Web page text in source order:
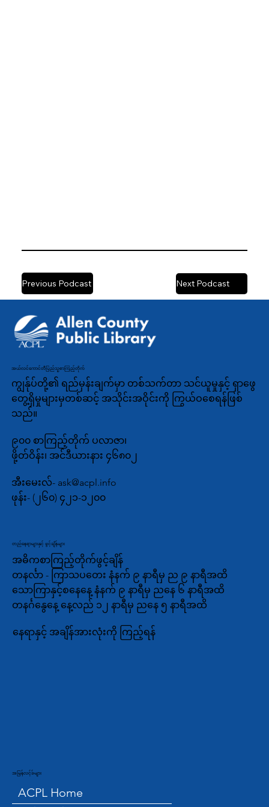
Previous Podcast Next Podcast
အယ်လင်ကောင်တီပြည်သူ့စာကြည့်တိုက်
ကျွန်ုပ်တို့၏ ရည်မှန်းချက်မှာ တစ်သက်တာ သင်ယူမှုနှင့် ရှာဖွေ
တွေ့ရှိမှုများမှတစ်ဆင့် အသိုင်းအဝိုင်းကို ကြွယ်ဝစေရန်ဖြစ်
သည်။
၉၀၀ စာကြည့်တိုက် ပလာဇာ၊
ဖို့တ်ဝိန်း၊ အင်ဒီယားနား ၄၆၈၀၂
အီးမေးလ်- ask@acpl.info
ဖုန်း- (၂၆၀) ၄၂၁-၁၂၀၀
တည်နေရာများနှင့် ဖွင့်ချိန်များ
အဓိကစာကြည့်တိုက်ဖွင့်ချိန်
တနင်္လာ - ကြာသပတေး နံနက် ၉ နာရီမှ ည ၉ နာရီအထိ
သောကြာနှင့်စနေနေ့ နံနက် ၉ နာရီမှ ညနေ ၆ နာရီအထိ
တနင်္ဂနွေနေ့ နေ့လည် ၁၂ နာရီမှ ညနေ ၅ နာရီအထိ
နေရာနှင့် အချိန်အားလုံးကို ကြည့်ရန်
အမြန်လင့်ခ်များ
ACPL Home